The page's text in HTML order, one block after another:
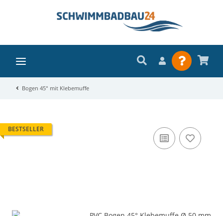
Bogen 45° mit Klebemuffe
BESTSELLER